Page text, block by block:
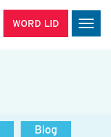
WORD LID
Blog